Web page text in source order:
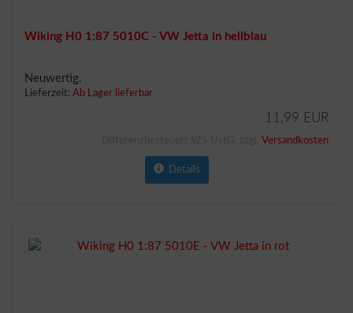
Wiking H0 1:87 5010C - VW Jetta in hellblau
Neuwertig.
Lieferzeit: Ab Lager lieferbar
11,99 EUR
Versandkosten
Details